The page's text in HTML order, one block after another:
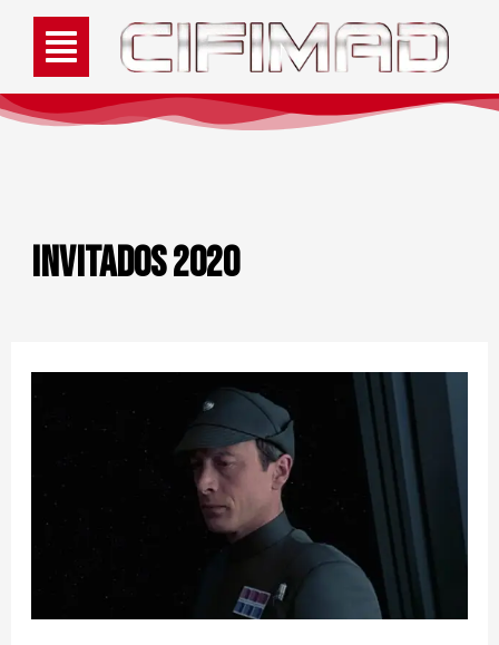
Invitados 2020